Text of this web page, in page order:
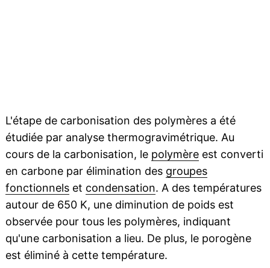
L'étape de carbonisation des polymères a été
étudiée par analyse thermogravimétrique. Au
cours de la carbonisation, le polymèreest converti
en carbone par élimination des groupes
fonctionnelset condensation. A des températures
autour de 650 K, une diminution de poids est
observée pour tous les polymères, indiquant
qu'une carbonisation a lieu. De plus, le porogène
est éliminé à cette température.